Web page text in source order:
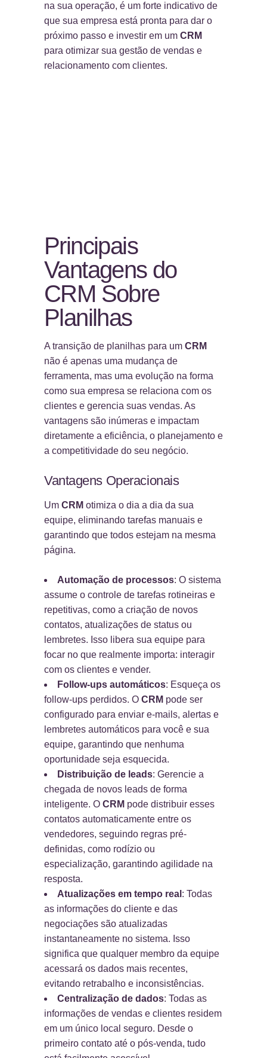
na sua operação, é um forte indicativo de
que sua empresa está pronta para dar o
próximo passo e investir em um CRM
para otimizar sua gestão de vendas e
relacionamento com clientes.
Principais
Vantagens do
CRM Sobre
Planilhas
A transição de planilhas para um CRM
não é apenas uma mudança de
ferramenta, mas uma evolução na forma
como sua empresa se relaciona com os
clientes e gerencia suas vendas. As
vantagens são inúmeras e impactam
diretamente a eficiência, o planejamento e
a competitividade do seu negócio.
Vantagens Operacionais
Um CRM otimiza o dia a dia da sua
equipe, eliminando tarefas manuais e
garantindo que todos estejam na mesma
página.
Automação de processos: O sistema
assume o controle de tarefas rotineiras e
repetitivas, como a criação de novos
contatos, atualizações de status ou
lembretes. Isso libera sua equipe para
focar no que realmente importa: interagir
com os clientes e vender.
Follow-ups automáticos: Esqueça os
follow-ups perdidos. O CRM pode ser
configurado para enviar e-mails, alertas e
lembretes automáticos para você e sua
equipe, garantindo que nenhuma
oportunidade seja esquecida.
Distribuição de leads: Gerencie a
chegada de novos leads de forma
inteligente. O CRM pode distribuir esses
contatos automaticamente entre os
vendedores, seguindo regras pré-
definidas, como rodízio ou
especialização, garantindo agilidade na
resposta.
Atualizações em tempo real : Todas
as informações do cliente e das
negociações são atualizadas
instantaneamente no sistema. Isso
significa que qualquer membro da equipe
acessará os dados mais recentes,
evitando retrabalho e inconsistências.
Centralização de dados: Todas as
informações de vendas e clientes residem
em um único local seguro. Desde o
primeiro contato até o pós-venda, tudo